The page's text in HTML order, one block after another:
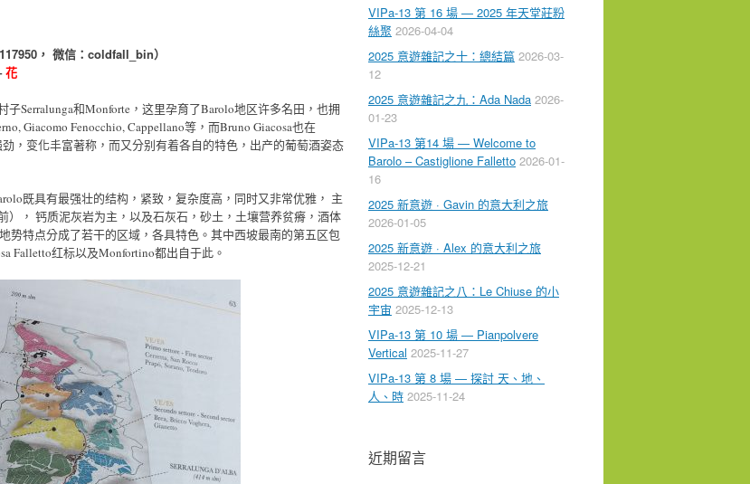
， 微信：coldfall_bin）
花
Serralunga和Monforte，这里孕育了Barolo地区许多名田，也拥
Giacomo Fenocchio, Cappellano等，而Bruno Giacosa也在
，变化丰富著称，而又分别有着各自的特色，出产的葡萄酒姿态
既具有最强壮的结构，紧致，复杂度高，同时又非常优雅， 主
）， 钙质泥灰岩为主，以及石灰石，砂土，土壤营养贫瘠，酒体
势特点分成了若干的区域，各具特色。其中西坡最南的第五区包
Falletto红标以及Monfortino都出自于此。
VIPa-13 第 16 場 — 2025 年天堂莊粉
絲聚 2026-04-04
2025 意遊雜記之十：總結篇 2026-03-
12
2025 意遊雜記之九：Ada Nada 2026-
01-23
VIPa-13 第14 場 — Welcome to
Barolo – Castiglione Falletto 2026-01-
16
2025 新意遊 · Gavin 的意大利之旅
2026-01-05
2025 新意遊 · Alex 的意大利之旅
2025-12-21
2025 意遊雜記之八：Le Chiuse 的小
宇宙 2025-12-13
VIPa-13 第 10 場 — Pianpolvere
Vertical 2025-11-27
VIPa-13 第 8 場 — 探討 天、地、
人、時 2025-11-24
近期留言